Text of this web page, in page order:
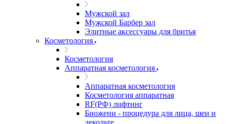
Мужской зал
Мужской Барбер зал
Элитные аксессуары для бритья
Косметология
Косметология
Аппаратная косметология
Аппаратная косметология
Косметология аппаратная
RF(РФ) лифтинг
Биожени - процедура для лица, шеи и
декольте